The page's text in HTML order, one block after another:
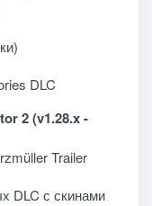
DLC
2 (v1.28.x -
Trailer
DLC с скинами